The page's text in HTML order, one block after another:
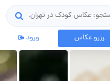
رزرو عکاس ورود